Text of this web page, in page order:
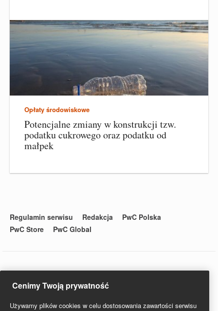
Opłaty środowiskowe
Potencjalne zmiany w konstrukcji tzw.
podatku cukrowego oraz podatku od
małpek
Regulamin serwisu Redakcja
PwC Polska
PwC Store
PwC Global
© 2020 PwC. Wszystkie prawa zastrzeżone. Nazwa PwC odnosi
się do firm wchodzących w skład sieci PwC, z których każda
Cenimy Twoją prywatność
Używamy plików cookies w celu dostosowania zawartości serwisu